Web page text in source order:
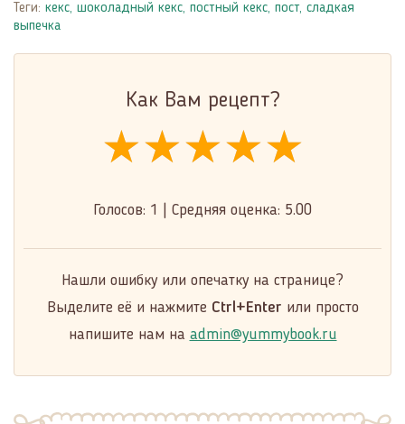
Теги: кекс, шоколадный кекс, постный кекс, пост, сладкая
выпечка
Как Вам рецепт?
★★★★★
★★★★★
★★★★★
Голосов: 1 Средняя оценка: 5.00
Нашли ошибку или опечатку на странице?
Выделите её и нажмите Ctrl+Enter или просто
напишите нам на admin@yummybook.ru